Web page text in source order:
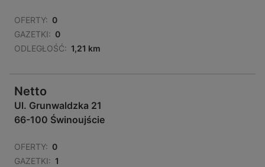
OFERTY: 0
GAZETKI: 0
ODLEGŁOŚĆ: 1,21 km
Netto
Ul. Grunwaldzka 21
66-100 Świnoujście
OFERTY: 0
GAZETKI: 1